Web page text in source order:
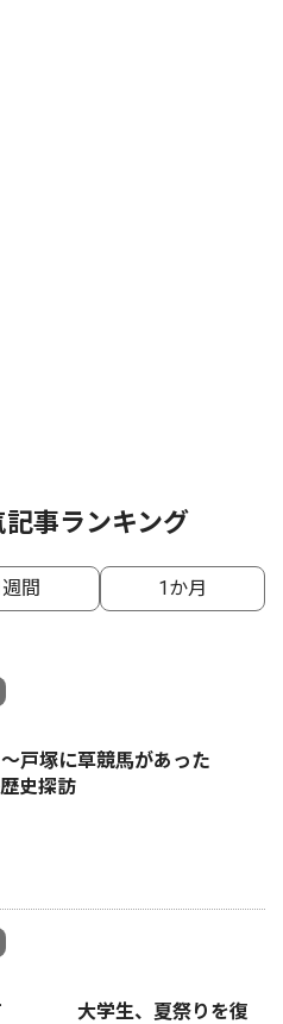
事ランキング
間 1か月
戸塚に草競馬があった
史探訪
大学生、夏祭りを復